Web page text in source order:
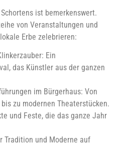
ist bemerkenswert.
von Veranstaltungen und
Erbe zelebrieren:
Ein
das Künstler aus der ganzen
im Bürgerhaus: Von
zu modernen Theaterstücken.
und Feste, die das ganze Jahr
Tradition und Moderne auf